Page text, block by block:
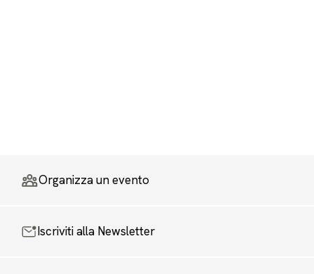
Organizza un evento
Iscriviti alla Newsletter